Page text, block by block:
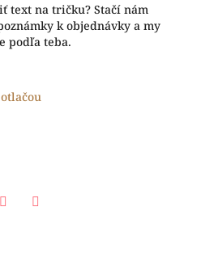
text na tričku? Stačí nám
k objednávky a my
podľa teba.